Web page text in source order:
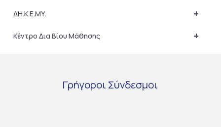
+
ΔΗ.Κ.Ε.ΜΥ.
+
Κέντρο Δια Βίου Μάθησης
Γρήγοροι Σύνδεσμοι